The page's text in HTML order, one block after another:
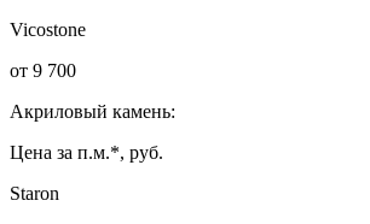
Vicostone
от 9 700
Акриловый камень:
Цена за п.м.*, руб.
Staron